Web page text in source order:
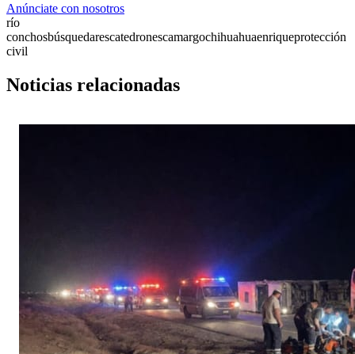
Anúnciate con nosotros
río
conchosbúsquedarescatedronescamargochihuahuaenriqueprotección
civil
Noticias relacionadas